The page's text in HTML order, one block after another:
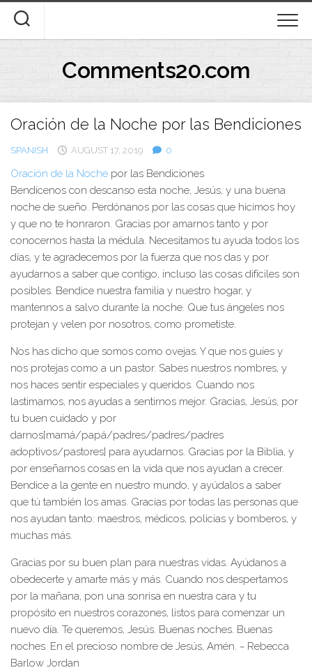
content
Comments20.com
Oración de la Noche por las Bendiciones
SPANISH AUGUST 17, 2019 0
Oración de la Noche por las Bendiciones
Bendícenos con descanso esta noche, Jesús, y una buena
noche de sueño. Perdónanos por las cosas que hicimos hoy
y que no te honraron. Gracias por amarnos tanto y por
conocernos hasta la médula. Necesitamos tu ayuda todos los
días, y te agradecemos por la fuerza que nos das y por
ayudarnos a saber que contigo, incluso las cosas difíciles son
posibles. Bendice nuestra familia y nuestro hogar, y
mantennos a salvo durante la noche. Que tus ángeles nos
protejan y velen por nosotros, como prometiste.
Nos has dicho que somos como ovejas. Y que nos guíes y
nos protejas como a un pastor. Sabes nuestros nombres, y
nos haces sentir especiales y queridos. Cuando nos
lastimamos, nos ayudas a sentirnos mejor. Gracias, Jesús, por
tu buen cuidado y por
darnos[mamá/papá/padres/padres/padres
adoptivos/pastores] para ayudarnos. Gracias por la Biblia, y
por enseñarnos cosas en la vida que nos ayudan a crecer.
Bendice a la gente en nuestro mundo, y ayúdalos a saber
que tú también los amas. Gracias por todas las personas que
nos ayudan tanto: maestros, médicos, policías y bomberos, y
muchas más.
Gracias por su buen plan para nuestras vidas. Ayúdanos a
obedecerte y amarte más y más. Cuando nos despertamos
por la mañana, pon una sonrisa en nuestra cara y tu
propósito en nuestros corazones, listos para comenzar un
nuevo día. Te queremos, Jesús. Buenas noches. Buenas
noches. En el precioso nombre de Jesús, Amén. ~ Rebecca
Barlow Jordan